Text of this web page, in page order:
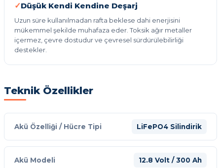
Düşük Kendi Kendine Deşarj
Uzun süre kullanılmadan rafta beklese dahi enerjisini
mükemmel şekilde muhafaza eder. Toksik ağır metaller
içermez, çevre dostudur ve çevresel sürdürülebilirliği
destekler.
Teknik Özellikler
Akü Özelliği / Hücre Tipi LiFePO4 Silindirik
Akü Modeli 12.8 Volt / 300 Ah